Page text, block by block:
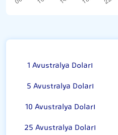
1 Avustralya Doları
5 Avustralya Doları
10 Avustralya Doları
25 Avustralya Doları